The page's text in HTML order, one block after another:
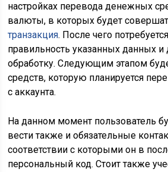
настройках перевода денежных
валюты, в которых будет
транзакция. После чего
правильность указанных данных и
обработку. Следующим этапом
средств, которую планируется
с аккаунта.
На данном момент пользователь
вести также и обязательные
соответствии с которыми он в
персональный код. Стоит также